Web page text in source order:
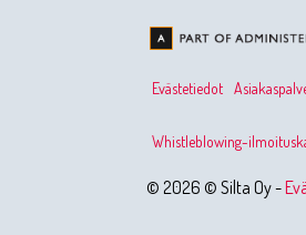
Evästetiedot
Whistleblowing-
© 2026 © Silta Oy -